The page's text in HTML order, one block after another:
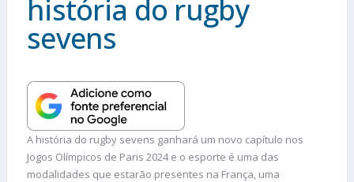
história do rugby
sevens
A história do rugby sevens ganhará um novo capítulo nos
Jogos Olímpicos de Paris 2024 e o esporte é uma das
modalidades que estarão presentes na França, uma